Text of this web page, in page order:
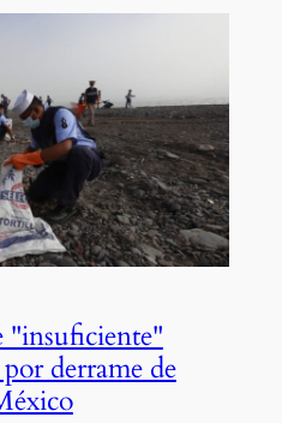
"insuficiente"
derrame de